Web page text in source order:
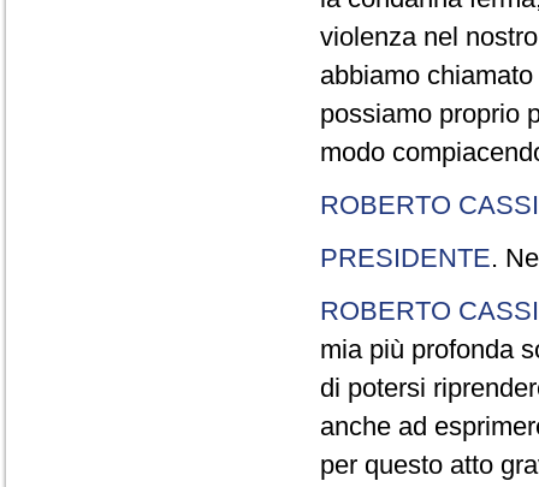
violenza nel
abbiamo
possiamo proprio
modo
ROBERTO
PRESIDENTE.
ROBERTO
mia più profonda
di potersi
anche ad
per questo atto